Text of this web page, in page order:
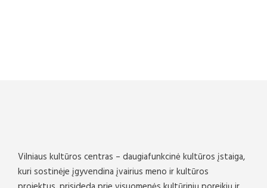
Vilniaus kultūros centras – daugiafunkcinė kultūros įstaiga,
kuri sostinėje įgyvendina įvairius meno ir kultūros